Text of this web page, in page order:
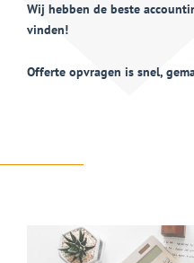
Wij hebben de beste
vinden!
Offerte opvragen is snel,